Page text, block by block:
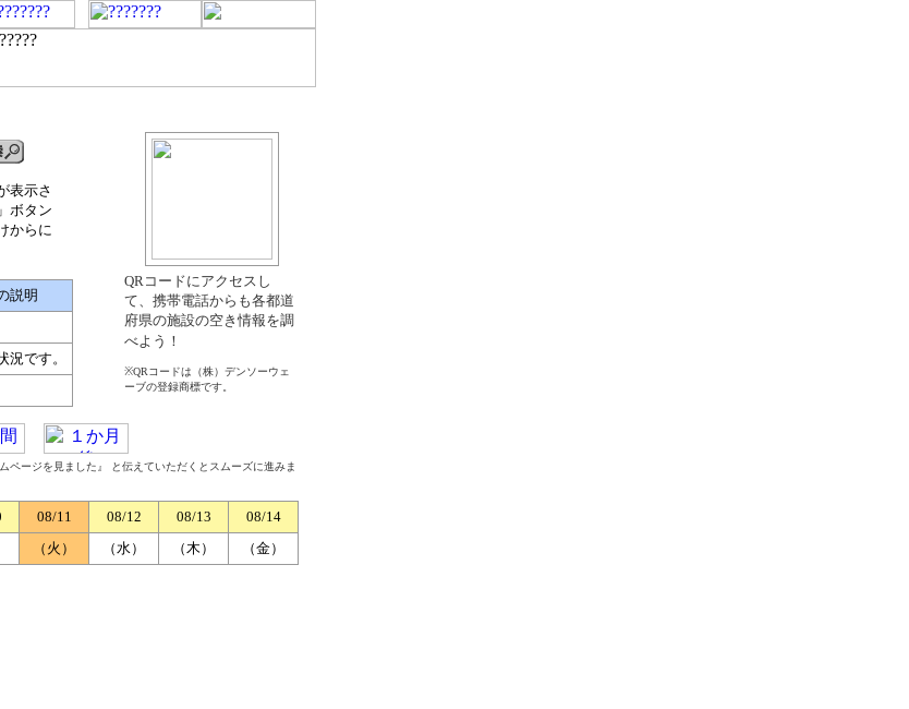
表示さ
ボタン
からに
説明
況です。
QRコードにアクセスし
て、携帯電話からも各都道
府県の施設の空き情報を調
べよう！
※QRコードは（株）デンソーウェ
ーブの登録商標です。
ージを見ました』 と伝えていただくとスムーズに進みま
08/11 08/12 08/13
08/14
（火） （水） （木） （金）